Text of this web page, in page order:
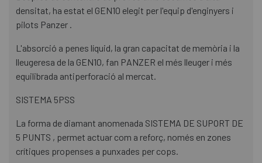
densitat, ha estat el GEN10 elegit per l'equip d'enginyers i
pilots Panzer .
L'absorció a penes líquid, la gran capacitat de memòria i la
lleugeresa de la GEN10, fan PANZER el més lleuger i més
equilibrada antiperforació al mercat.
SISTEMA 5PSS
La forma de diamant anomenada SISTEMA DE SUPORT DE
5 PUNTS , permet actuar com a reforç, només en zones
crítiques propenses a punxades per cops.